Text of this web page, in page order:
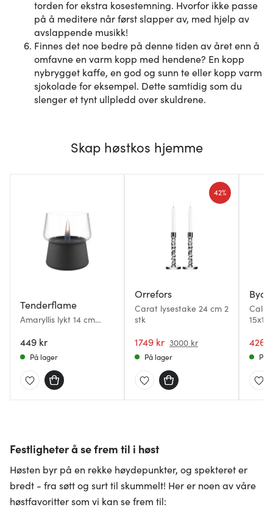
torden for ekstra kosestemning. Hvorfor ikke passe
på å meditere når først slapper av, med hjelp av
avslappende musikk!
Finnes det noe bedre på denne tiden av året enn å
omfavne en varm kopp med hendene? En kopp
nybrygget kaffe, en god og sunn te eller kopp varm
sjokolade for eksempel. Dette samtidig som du
slenger et tynt ullpledd over skuldrene.
Skap høstkos hjemme
Tenderflame
Amaryllis lykt 14 cm
449 kr
På lager
Orrefors
Carat lysestake 24 cm 2
stk
1749 kr 3000 kr
42%
På lager
Byon
426
På
Festligheter å se frem til i høst
Høsten byr på en rekke høydepunkter, og spekteret er
bredt - fra søtt og surt til skummelt! Her er noen av våre
høstfavoritter som vi kan se frem til: